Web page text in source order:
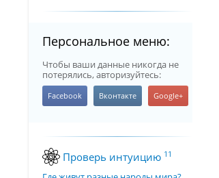
Персональное меню:
Чтобы ваши данные никогда не
потерялись, авторизуйтесь:
Проверь интуицию 11